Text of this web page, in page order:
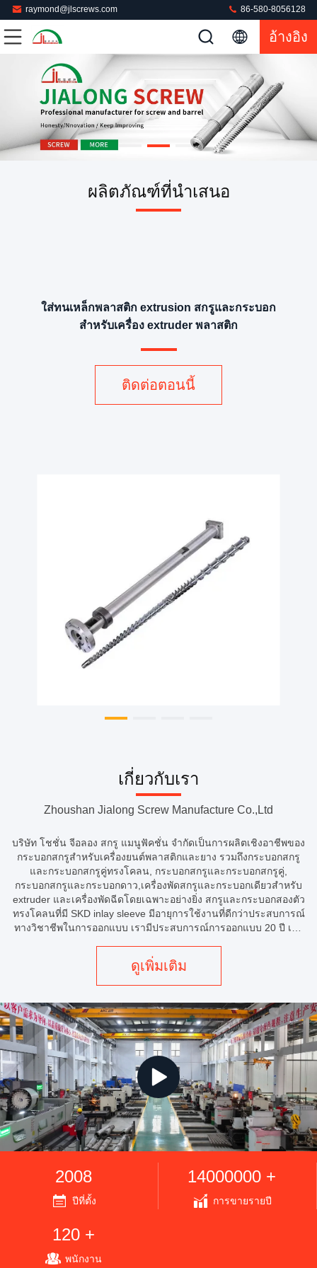
raymond@jlscrews.com 86-580-8056128
อ้างอิง
ผลิตภัณฑ์ที่นําเสนอ
ใส่ทนเหล็กพลาสติก extrusion สกรูและกระบอก
สําหรับเครื่อง extruder พลาสติก
ติดต่อตอนนี้
เกี่ยวกับเรา
Zhoushan Jialong Screw Manufacture Co.,Ltd
บริษัท โชชั่น จีอลอง สกรู แมนูฟัคชั่น จํากัดเป็นการผลิตเชิงอาชีพของ
กระบอกสกรูสําหรับเครื่องยนต์พลาสติกและยาง รวมถึงกระบอกสกรู
และกระบอกสกรูคู่ทรงโคลน, กระบอกสกรูและกระบอกสกรูคู่,
กระบอกสกรูและกระบอกดาว,เครื่องพัดสกรูและกระบอกเดียวสําหรับ
extruder และเครื่องพัดฉีดโดยเฉพาะอย่างยิ่ง สกรูและกระบอกสองตัว
ทรงโคลนที่มี SKD inlay sleeve มีอายุการใช้งานที่ดีกว่าประสบการณ์
ทางวิชาชีพในการออกแบบ เรามีประสบการณ์การออกแบบ 20 ปี เรา
คําตอบเพื่อช่วยลูกค้าแ...
ดูเพิ่มเติม
2008
ปีที่ตั้ง
14000000 +
การขายรายปี
120 +
พนักงาน